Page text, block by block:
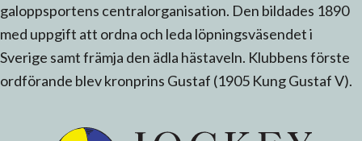
galoppsportens centralorganisation. Den bildades 1890
med uppgift att ordna och leda löpningsväsendet i
Sverige samt främja den ädla hästaveln. Klubbens förste
ordförande blev kronprins Gustaf (1905 Kung Gustaf V).